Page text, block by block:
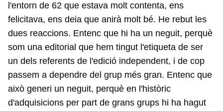
l'entorn de 62 que estava molt contenta, ens
felicitava, ens deia que anirà molt bé. He rebut les
dues reaccions. Entenc que hi ha un neguit, perquè
som una editorial que hem tingut l'etiqueta de ser
un dels referents de l'edició independent, i de cop
passem a dependre del grup més gran. Entenc que
això generi un neguit, perquè en l'històric
d'adquisicions per part de grans grups hi ha hagut